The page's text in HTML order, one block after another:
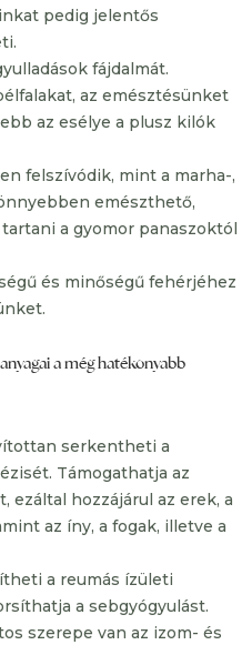
pedig jelentős
fájdalmát.
az emésztésünket
az esélye a plusz kilók
felszívódik, mint a marha-,
emészthető,
a gyomor panaszoktól
és minőségű fehérjéhez
a még hatékonyabb
serkentheti a
Támogathatja az
ezáltal hozzájárul az erek, a
az íny, a fogak, illetve a
a reumás ízületi
a sebgyógyulást.
szerepe van az izom- és